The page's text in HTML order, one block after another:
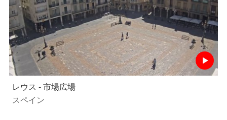
レウス - 市場広場
スペイン